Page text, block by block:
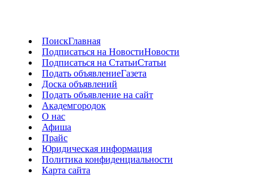
ПоискГлавная
Подписаться на НовостиНовости
Подписаться на СтатьиСтатьи
Подать объявлениеГазета
Доска объявлений
Подать объявление на сайт
Академгородок
О нас
Афиша
Прайс
Юридическая информация
Политика конфиденциальности
Карта сайта